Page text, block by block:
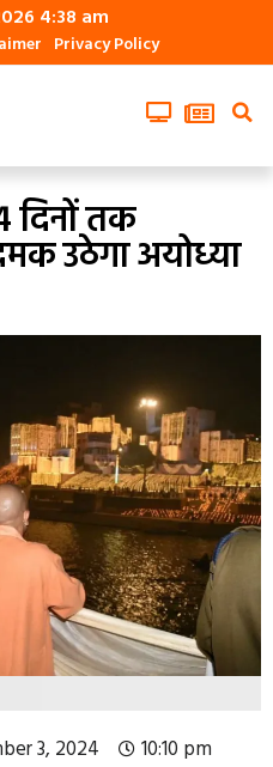
4:38 am
Privacy Policy
दिनों तक
उठेगा अयोध्या
3, 2024 10:10 pm